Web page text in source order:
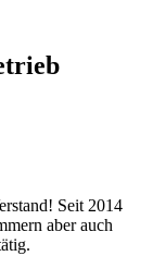
Seit 2014
aber auch